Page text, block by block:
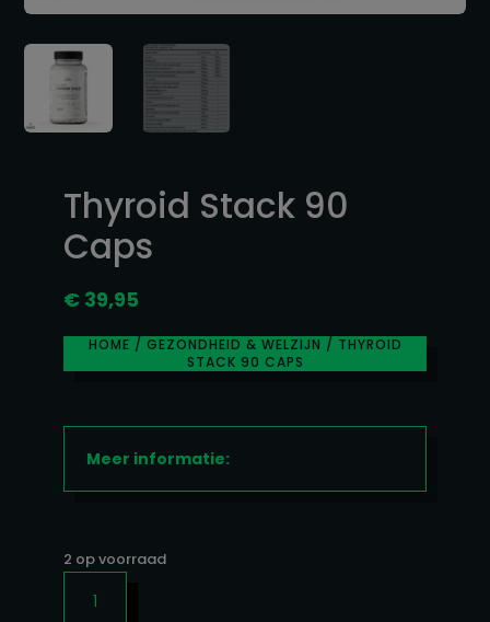
Thyroid Stack 90
Caps
€ 39,95
HOME / GEZONDHEID & WELZIJN / THYROID
STACK 90 CAPS
Meer informatie:
2 op voorraad
STACK